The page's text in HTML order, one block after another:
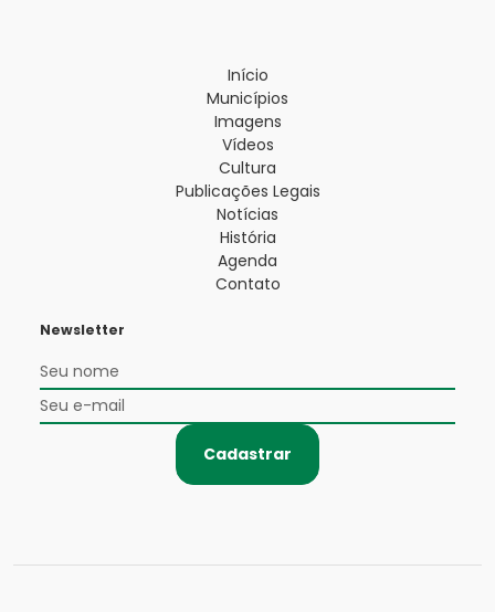
Início
Municípios
Imagens
Vídeos
Cultura
Publicações Legais
Notícias
História
Agenda
Contato
Newsletter
Cadastrar